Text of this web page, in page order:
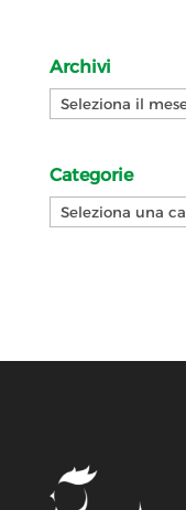
Archivi
Archivi
Categorie
Categorie